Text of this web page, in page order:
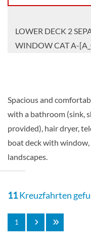
LOWER DECK 2
WINDOW CAT A-
Aussenkabine
MAIN DECK 2
Deck Main
Aussenkabine
Spacious and
with a bathroom (sink,
provided), hair dryer,
boat deck with
landscapes.
11Kreuzfahrten
1